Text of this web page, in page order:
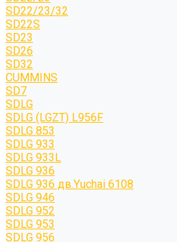
SD22/23/32
SD22S
SD23
SD26
SD32
CUMMINS
SD7
SDLG
SDLG (LGZT) L956F
SDLG 853
SDLG 933
SDLG 933L
SDLG 936
SDLG 936 дв.Yuchai 6108
SDLG 946
SDLG 952
SDLG 953
SDLG 956